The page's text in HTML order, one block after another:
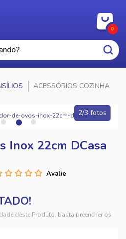
0
ACESSÓRIOS COZINHA
2/3 fotos
Inox 22cm DCasa
deste Produto, basta preencher os